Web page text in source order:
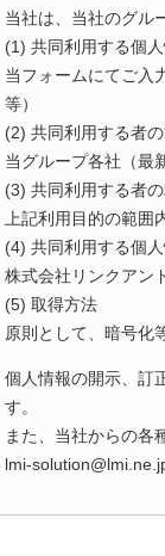
当社は、当社のグル
(1) 共同利用する個
当フォームにてご入
等）
(2) 共同利用する者
当グループ各社（最
(3) 共同利用する者
上記利用目的の範囲
(4) 共同利用する個
株式会社リンクアン
(5) 取得方法
原則として、暗号化
個人情報の開示、訂
す。
また、当社からの各
lmi-